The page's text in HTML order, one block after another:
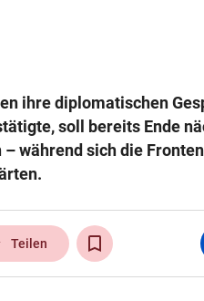
ihre diplomatischen
soll bereits Ende
während sich die
Teilen